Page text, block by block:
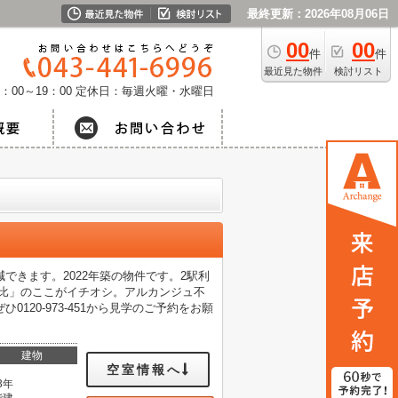
最終更新：2026年08月06日
00件
最近見た物件
00件
検討リスト
00～19：00 定休日：毎週火曜・水曜日
きます。2022年築の物件です。2駅利
」のここがイチオシ。アルカンジュ不
0120-973-451から見学のご予約をお願
建物
年
空室情報へ